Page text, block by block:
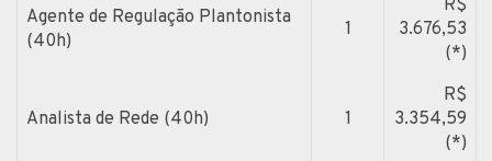
Agente de Regulação Plantonista
(40h)
1
R$
3.676,53
(*)
Analista de Rede (40h) 1
R$
3.354,59
(*)